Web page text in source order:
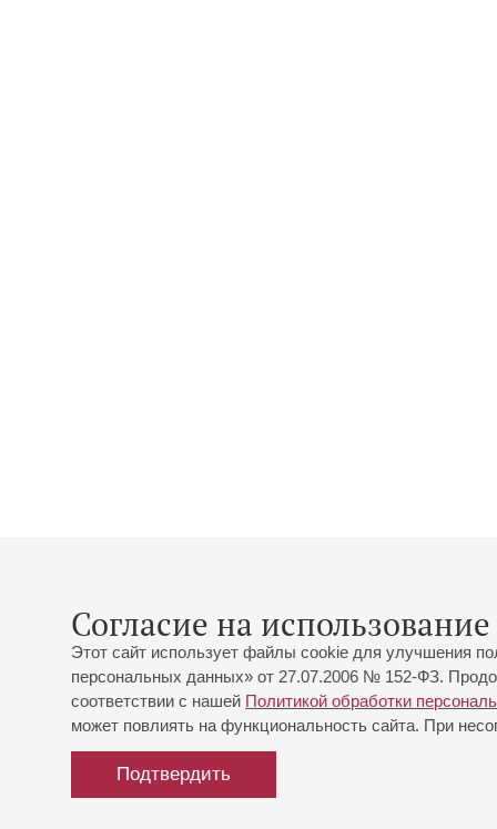
Согласие на
Этот сайт использует файлы cookie для улучшения
персональных данных» от 27.07.2006 № 152-ФЗ.
соответствии с нашей Политикой обработки
может повлиять на функциональность сайта. При
Подтвердить